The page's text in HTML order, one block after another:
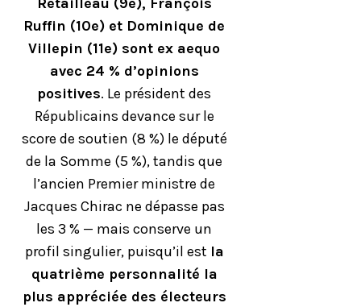
Ruffin (10e) et Dominique de
Villepin (11e) sont ex aequo
avec 24 % d’opinions
positives. Le président des
Républicains devance sur le
score de soutien (8 %) le député
de la Somme (5 %), tandis que
l’ancien Premier ministre de
Jacques Chirac ne dépasse pas
les 3 % — mais conserve un
profil singulier, puisqu’il est la
quatrième personnalité la
plus appréciée des électeurs